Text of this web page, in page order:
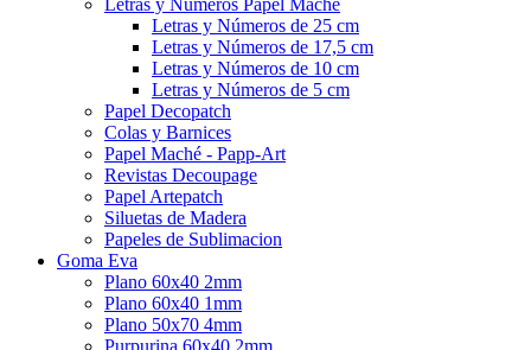
Letras y Números de 25 cm
Letras y Números de 17,5 cm
Letras y Números de 10 cm
Letras y Números de 5 cm
Papel Decopatch
Colas y Barnices
Papel Maché - Papp-Art
Revistas Decoupage
Papel Artepatch
Siluetas de Madera
Papeles de Sublimacion
Goma Eva
Plano 60x40 2mm
Plano 60x40 1mm
Plano 50x70 4mm
Purpurina 60x40 2mm